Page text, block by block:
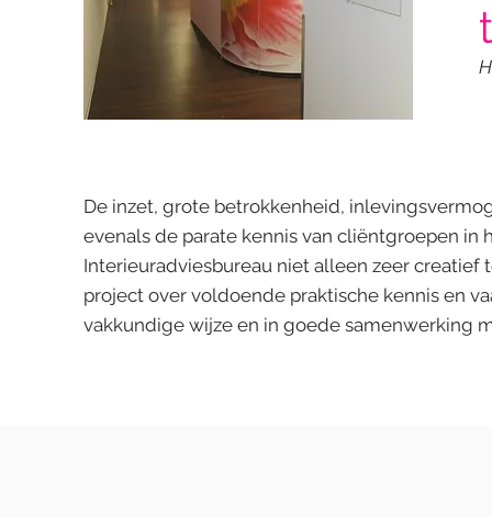
De inzet, grote betrokkenheid,
evenals de parate kennis van cliëntgroepen in
Interieuradviesbureau niet alleen zeer
project over voldoende praktische kennis en
vakkundige wijze en in goede samenwerking